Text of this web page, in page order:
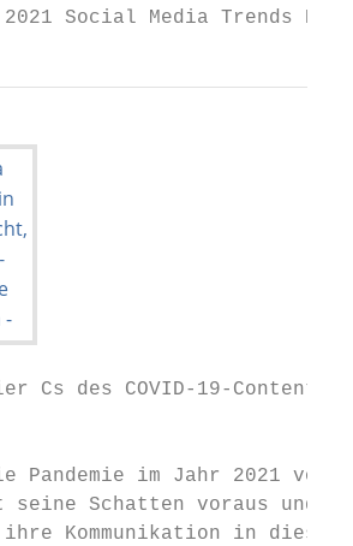
Social Media Trends
des COVID-19-Contents
Pandemie im Jahr 2021
seine Schatten voraus und
ihre Kommunikation in